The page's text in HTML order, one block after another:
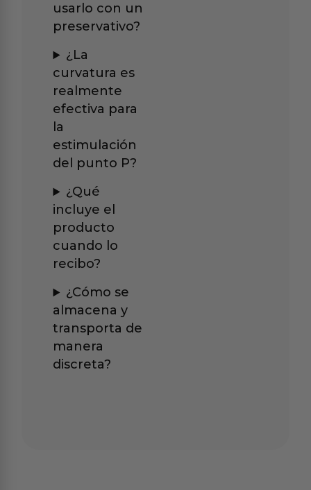
usarlo con un
preservativo?
¿La
curvatura es
realmente
efectiva para
la
estimulación
del punto P?
¿Qué
incluye el
producto
cuando lo
recibo?
¿Cómo se
almacena y
transporta de
manera
discreta?